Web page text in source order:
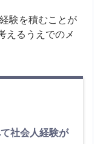
験を積むことが
えるうえでのメ
社会人経験が